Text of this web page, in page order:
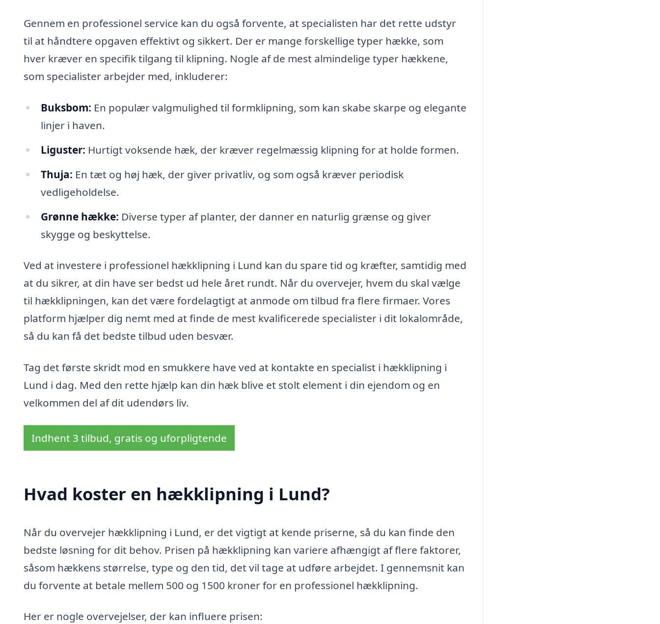
Gennem en professionel service kan du også forvente, at specialisten har det rette udstyr
til at håndtere opgaven effektivt og sikkert. Der er mange forskellige typer hække, som
hver kræver en specifik tilgang til klipning. Nogle af de mest almindelige typer hækkene,
som specialister arbejder med, inkluderer:
Buksbom: En populær valgmulighed til formklipning, som kan skabe skarpe og elegante
linjer i haven.
Liguster: Hurtigt voksende hæk, der kræver regelmæssig klipning for at holde formen.
Thuja: En tæt og høj hæk, der giver privatliv, og som også kræver periodisk
vedligeholdelse.
Grønne hække: Diverse typer af planter, der danner en naturlig grænse og giver
skygge og beskyttelse.
Ved at investere i professionel hækklipning i Lund kan du spare tid og kræfter, samtidig med
at du sikrer, at din have ser bedst ud hele året rundt. Når du overvejer, hvem du skal vælge
til hækklipningen, kan det være fordelagtigt at anmode om tilbud fra flere firmaer. Vores
platform hjælper dig nemt med at finde de mest kvalificerede specialister i dit lokalområde,
så du kan få det bedste tilbud uden besvær.
Tag det første skridt mod en smukkere have ved at kontakte en specialist i hækklipning i
Lund i dag. Med den rette hjælp kan din hæk blive et stolt element i din ejendom og en
velkommen del af dit udendørs liv.
Indhent 3 tilbud, gratis og uforpligtende
Hvad koster en hækklipning i Lund?
Når du overvejer hækklipning i Lund, er det vigtigt at kende priserne, så du kan finde den
bedste løsning for dit behov. Prisen på hækklipning kan variere afhængigt af flere faktorer,
såsom hækkens størrelse, type og den tid, det vil tage at udføre arbejdet. I gennemsnit kan
du forvente at betale mellem 500 og 1500 kroner for en professionel hækklipning.
Her er nogle overvejelser, der kan influere prisen: